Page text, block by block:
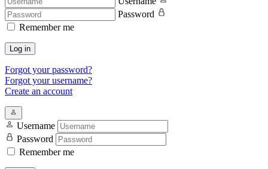
Password
Remember me
Log in
Forgot your password?
Forgot your username?
Create an account
Username
Password
Remember me